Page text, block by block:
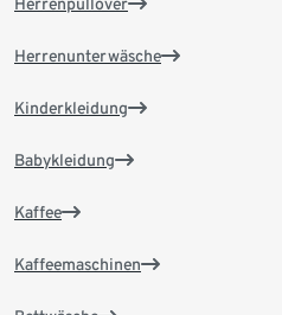
Herrenunterwäsche
Kinderkleidung
Babykleidung
Kaffee
Kaffeemaschinen